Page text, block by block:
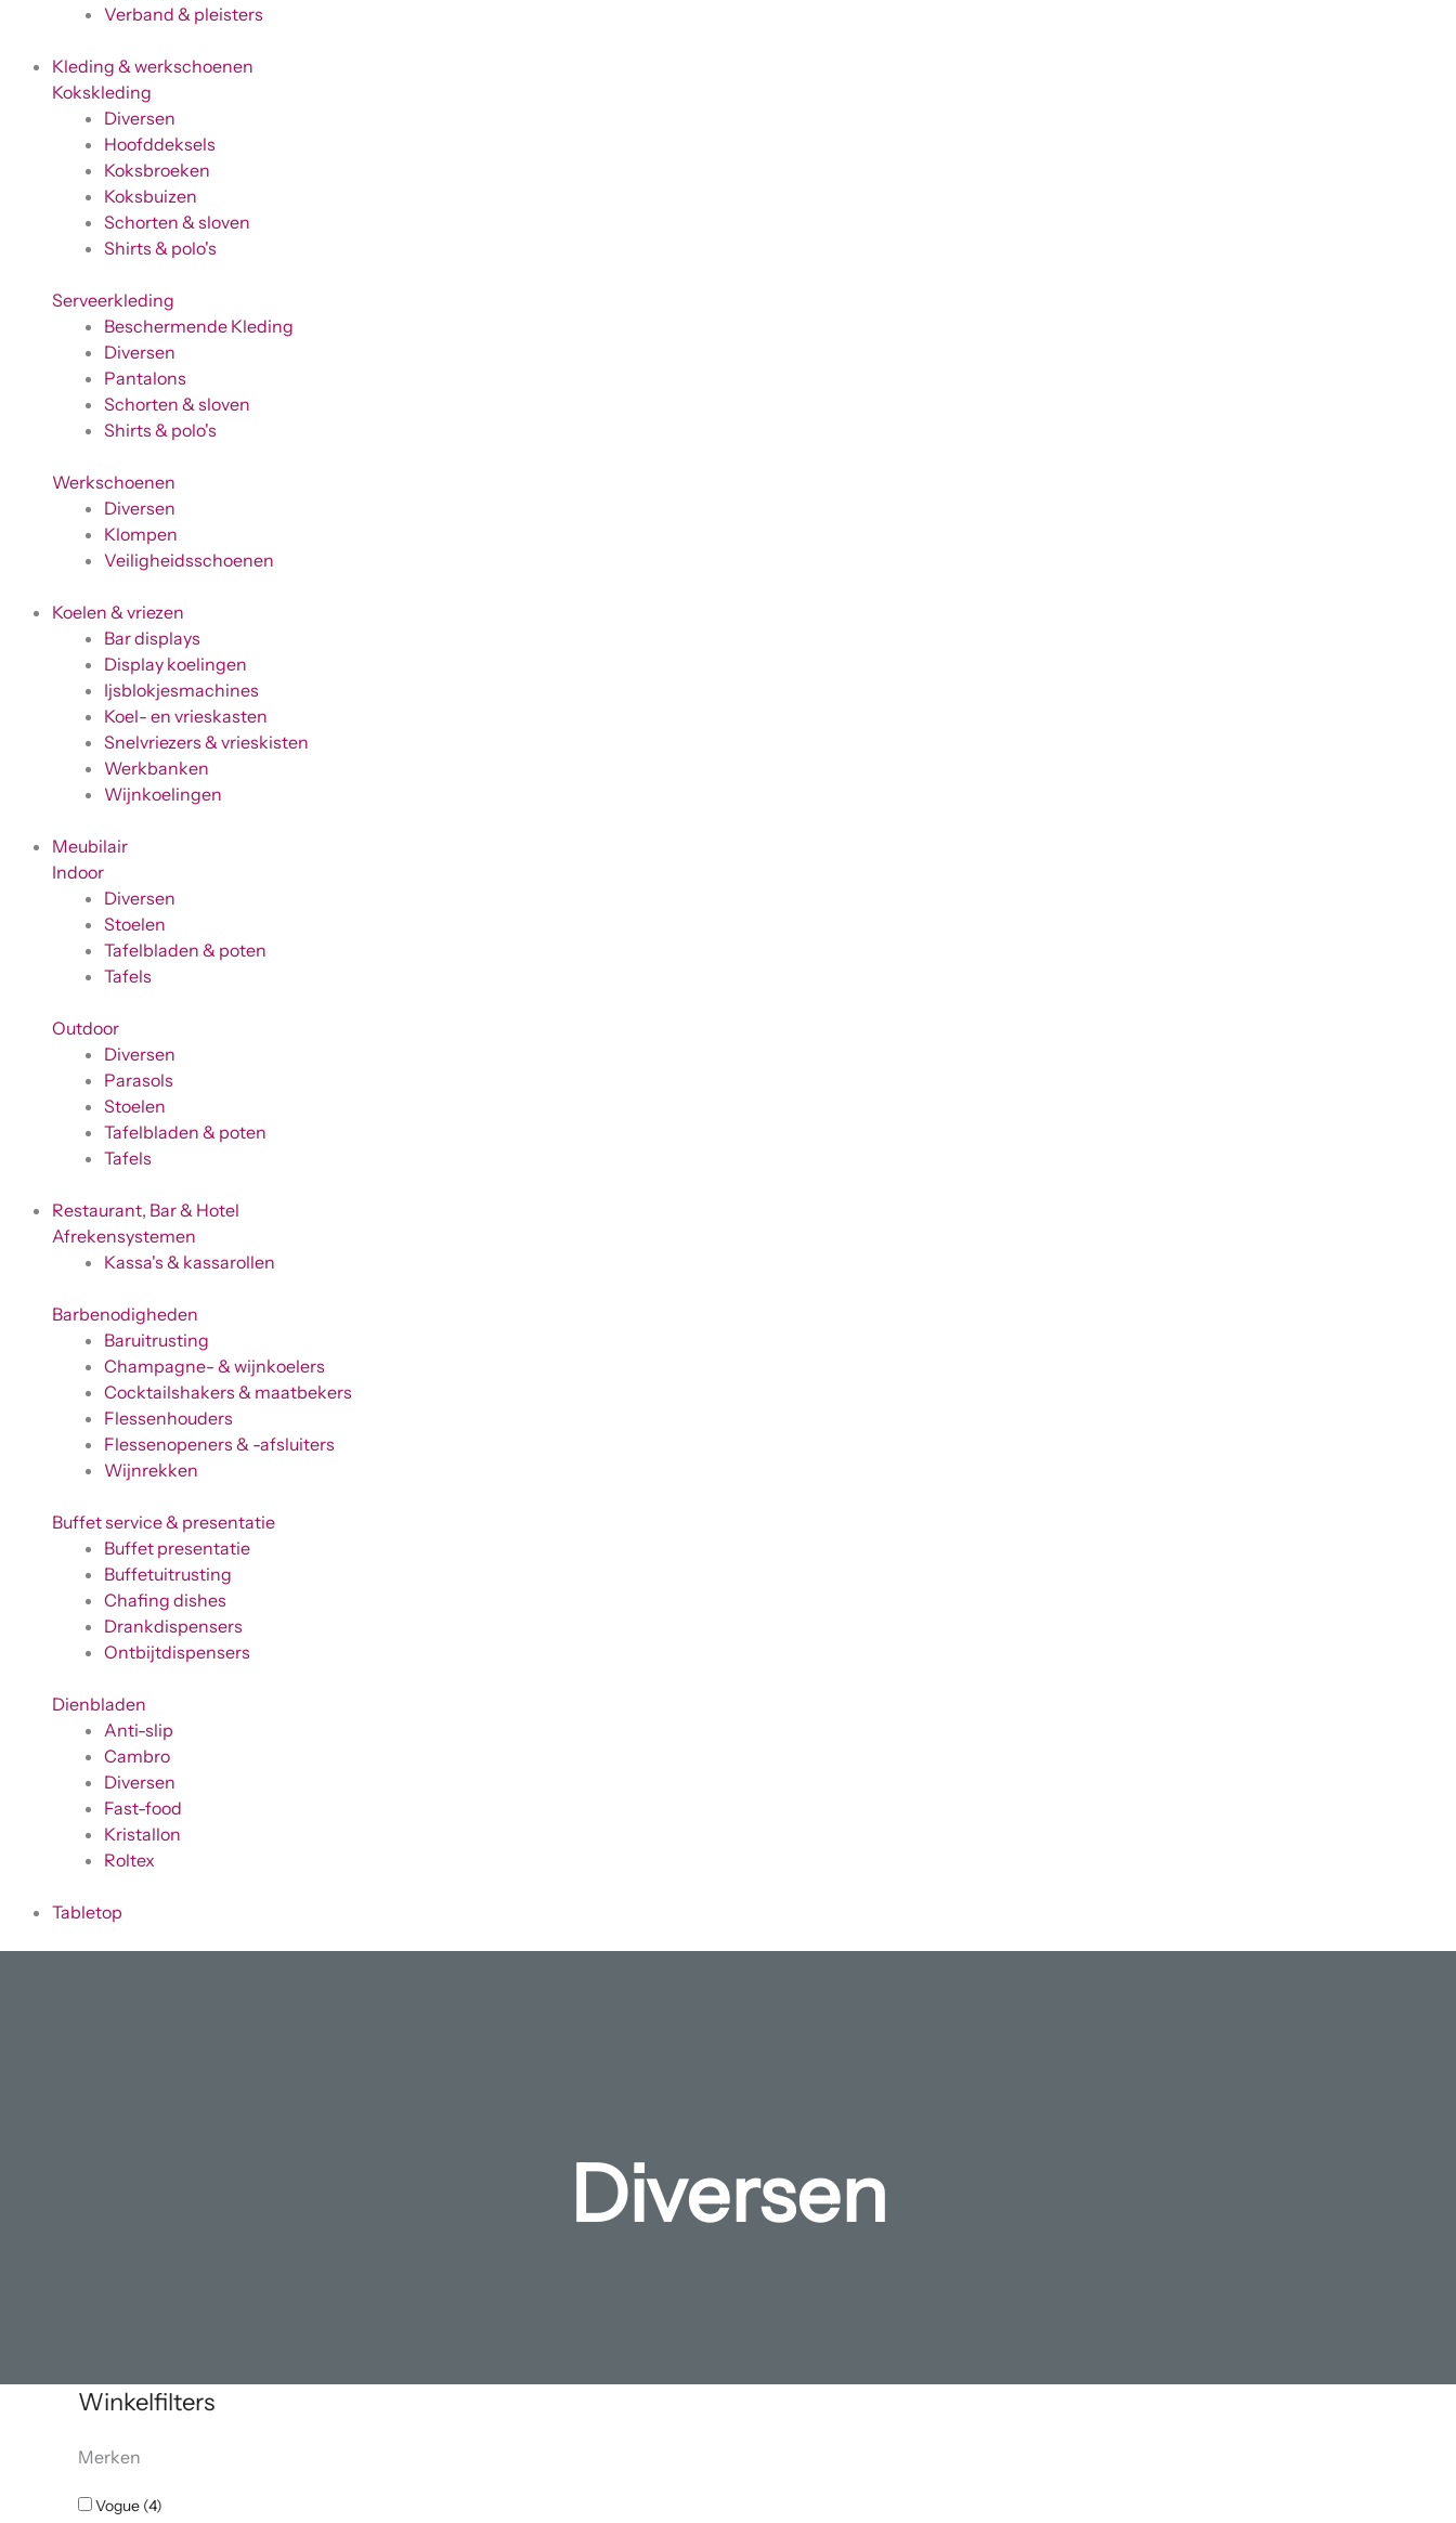
Verband & pleisters
Kleding & werkschoenen
Kokskleding
Diversen
Hoofddeksels
Koksbroeken
Koksbuizen
Schorten & sloven
Shirts & polo's
Serveerkleding
Beschermende Kleding
Diversen
Pantalons
Schorten & sloven
Shirts & polo's
Werkschoenen
Diversen
Klompen
Veiligheidsschoenen
Koelen & vriezen
Bar displays
Display koelingen
Ijsblokjesmachines
Koel- en vrieskasten
Snelvriezers & vrieskisten
Werkbanken
Wijnkoelingen
Meubilair
Indoor
Diversen
Stoelen
Tafelbladen & poten
Tafels
Outdoor
Diversen
Parasols
Stoelen
Tafelbladen & poten
Tafels
Restaurant, Bar & Hotel
Afrekensystemen
Kassa's & kassarollen
Barbenodigheden
Baruitrusting
Champagne- & wijnkoelers
Cocktailshakers & maatbekers
Flessenhouders
Flessenopeners & -afsluiters
Wijnrekken
Buffet service & presentatie
Buffet presentatie
Buffetuitrusting
Chafing dishes
Drankdispensers
Ontbijtdispensers
Dienbladen
Anti-slip
Cambro
Diversen
Fast-food
Kristallon
Roltex
Tabletop
Diversen
Winkelfilters
Merken
Vogue (4)